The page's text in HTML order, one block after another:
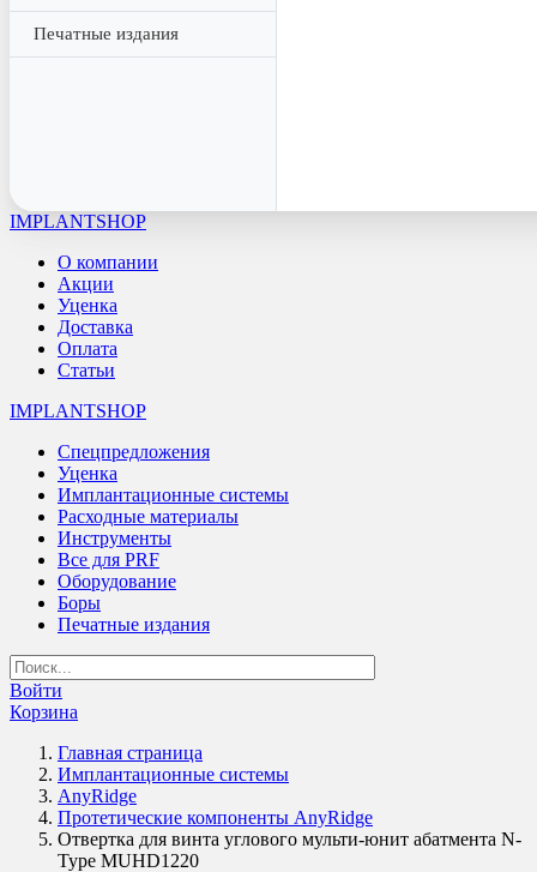
Печатные издания
IMPLANTSHOP
О компании
Акции
Уценка
Доставка
Оплата
Статьи
IMPLANTSHOP
Спецпредложения
Уценка
Имплантационные системы
Расходные материалы
Инструменты
Все для PRF
Оборудование
Боры
Печатные издания
Войти
Корзина
Главная страница
Имплантационные системы
AnyRidge
Протетические компоненты AnyRidge
Отвертка для винта углового мульти-юнит абатмента N-
Type MUHD1220